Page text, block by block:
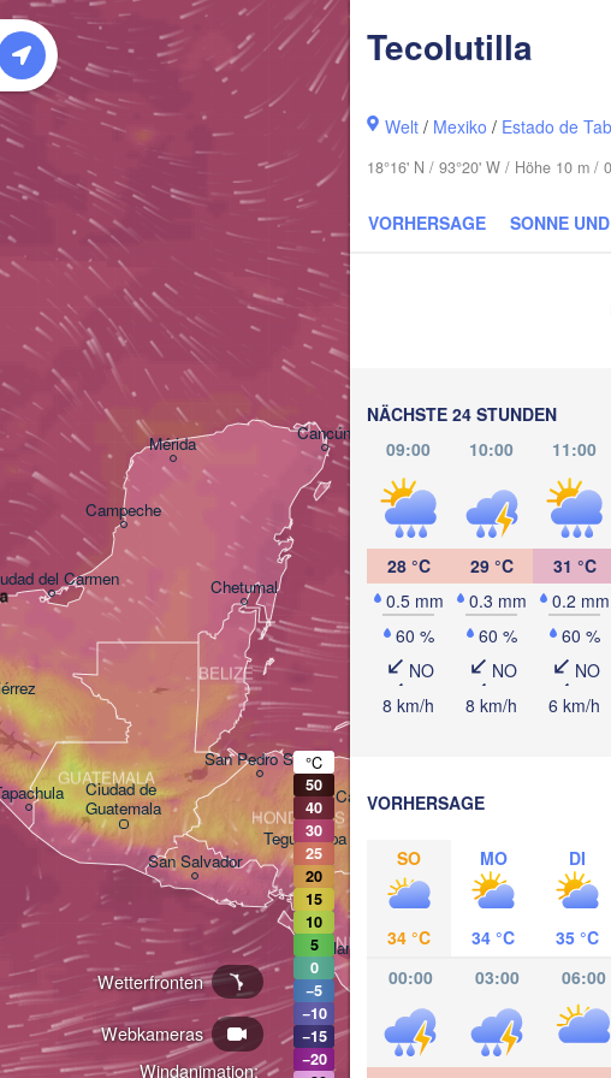
Tecolutilla
Welt / Mexiko / Estado de
18°16' N / 93°20' W / Höhe 10 m /
VORHERSAGE SONNE
NÄCHSTE 24 STUNDEN
09:00
10:00 11:00
28 °C
0.5 mm
60 %
NO
8 km/h
29 °C
0.3 mm
60 %
NO
8 km/h
31 °C
0.2 mm
60 %
NO
6 km/h
VORHERSAGE
SO
34 °C
MO
34 °C
DI
35 °C
00:00
03:00 06:00
Windanimation:
Webkameras
Wetterfronten
Ciudad de
Guatemala
Campeche
del Carmen
GUATEMALA
Tegucigalpa
Managua
Mérida Cancún
San Pedro Sula
San Salvador
Catacamas
Chetumal
NICARAGUA
HONDURAS
BELIZE
San José
°C
50
40
30
25
20
15
10
5
0
−5
−10
−15
−20